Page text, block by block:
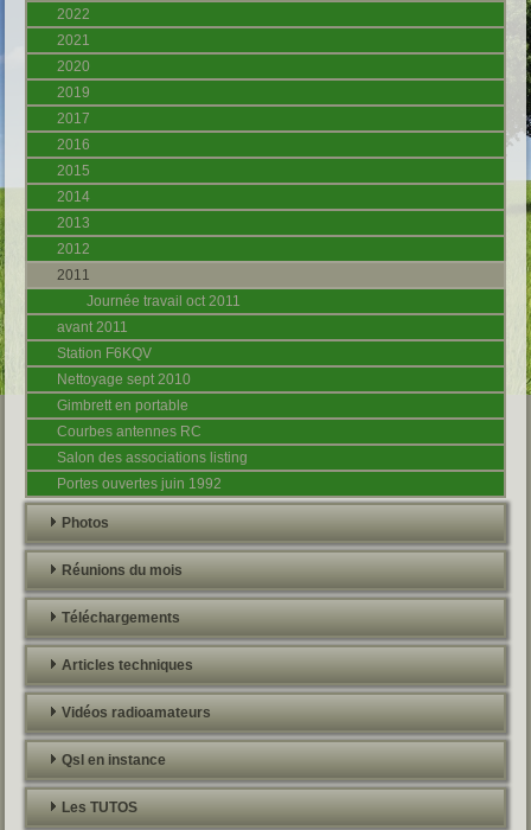
2022
2021
2020
2019
2017
2016
2015
2014
2013
2012
2011
Journée travail oct 2011
avant 2011
Station F6KQV
Nettoyage sept 2010
Gimbrett en portable
Courbes antennes RC
Salon des associations listing
Portes ouvertes juin 1992
Photos
Réunions du mois
Téléchargements
Articles techniques
Vidéos radioamateurs
Qsl en instance
Les TUTOS